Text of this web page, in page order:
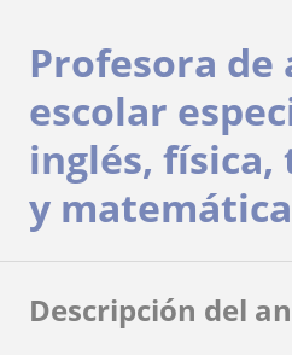
Profesora de
escolar
inglés, física,
y
Descripción del